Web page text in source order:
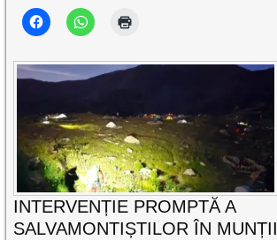
INTERVENȚIE PROMPTĂ A
SALVAMONTIȘTILOR ÎN MUNȚII